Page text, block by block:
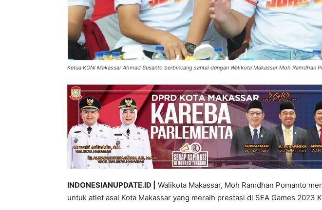
Ketua KONI Makassar Ahmad Susanto berbincang santai dengan Walikota Makassar Moh Ramdhan
INDONESIANUPDATE.ID |
Walikota Makassar, Moh Ramdhan Pomanto
untuk atlet asal Kota Makassar yang meraih prestasi di SEA Games 2023